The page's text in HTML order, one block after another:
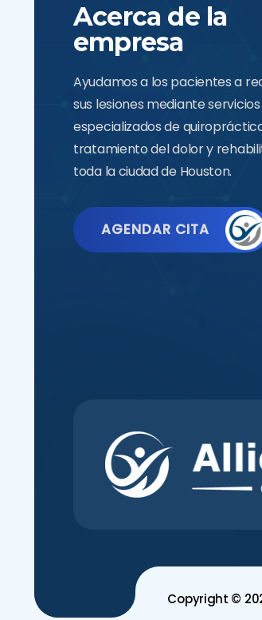
Acerca de la
empresa
Ayudamos a los pacientes a
sus lesiones mediante servicios
especializados de
tratamiento del dolor y
toda la ciudad de Houston.
AGENDAR CITA
Copyright ©